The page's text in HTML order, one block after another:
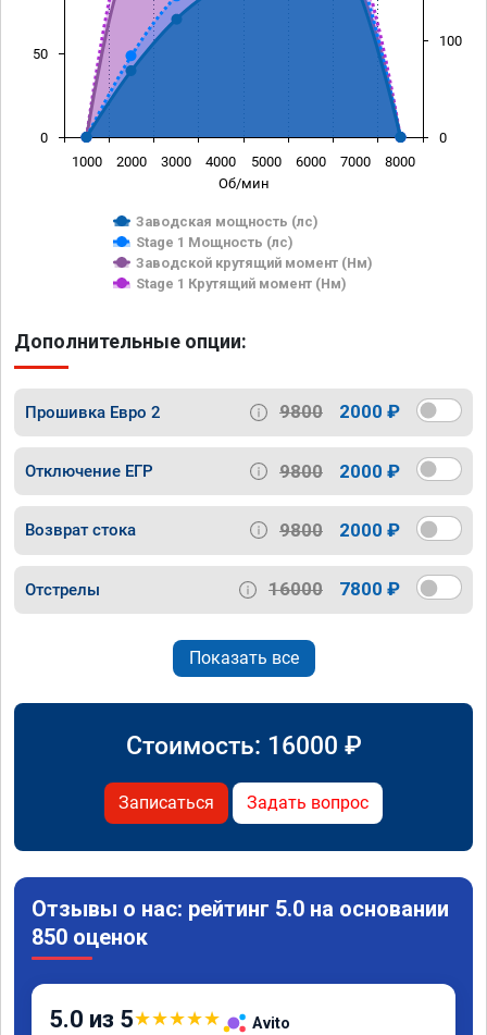
Об/мин
Заводская мощность (лс)
Stage 1 Мощность (лс)
Заводской крутящий момент (Нм)
Stage 1 Крутящий момент (Нм)
1000 2000 3000 4000 5000 6000 7000 8000
0
50
0
100
Дополнительные опции:
Прошивка Евро 2 9800 2000 ₽
Отключение ЕГР 9800 2000 ₽
Возврат стока 9800 2000 ₽
Отстрелы 16000 7800 ₽
Показать все
Стоимость: 16000 ₽
Записаться Задать вопрос
Отзывы о нас: рейтинг 5.0 на основании
850 оценок
5.0 из 5★★★★★ Avito